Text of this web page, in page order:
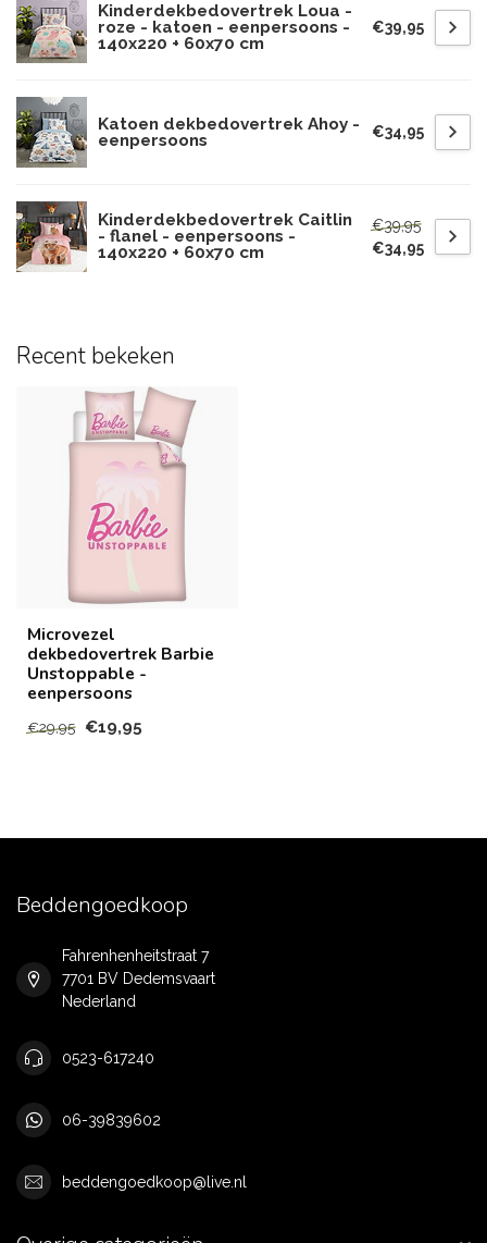
Kinderdekbedovertrek Loua -
roze - katoen - eenpersoons -
140x220 + 60x70 cm
€39,95
Katoen dekbedovertrek Ahoy -
eenpersoons
€34,95
Kinderdekbedovertrek Caitlin
- flanel - eenpersoons -
140x220 + 60x70 cm
€39,95
€34,95
Recent bekeken
Microvezel
dekbedovertrek Barbie
Unstoppable -
eenpersoons
€29,95 €19,95
Beddengoedkoop
Fahrenhenheitstraat 7
7701 BV Dedemsvaart
Nederland
0523-617240
06-39839602
beddengoedkoop@live.nl